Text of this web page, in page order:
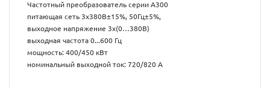
Частотный преобразователь серии А300
питающая сеть 3х380В±15%, 50Гц±5%,
выходное напряжение 3х(0…380В)
выходная частота 0...600 Гц
мощность: 400/450 кВт
номинальный выходной ток: 720/820 А